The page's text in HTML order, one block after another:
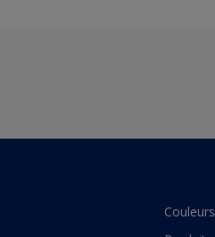
Couleurs